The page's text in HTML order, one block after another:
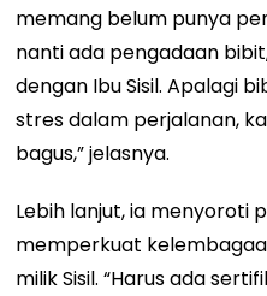
memang belum punya
nanti ada pengadaan
dengan Ibu Sisil. Apalagi
stres dalam perjalanan,
bagus,” jelasnya.
Lebih lanjut, ia menyoroti
memperkuat
milik Sisil. “Harus ada